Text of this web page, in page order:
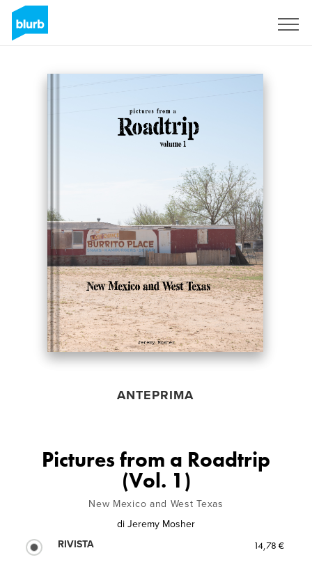
ANTEPRIMA
Pictures from a Roadtrip
(Vol. 1)
New Mexico and West Texas
di Jeremy Mosher
RIVISTA
14,78 €